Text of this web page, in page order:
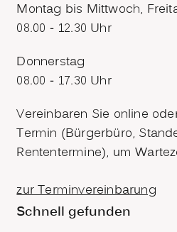
Montag bis Mittwoch,
08.00 - 12.30 Uhr
Donnerstag
08.00 - 17.30 Uhr
Vereinbaren Sie online
Termin (Bürgerbüro,
Rententermine), um
zur Terminvereinbarung
Schnell gefunden